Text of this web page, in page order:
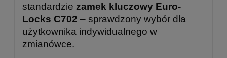
standardzie zamek kluczowy Euro-
Locks C702 – sprawdzony wybór dla
użytkownika indywidualnego w
zmianówce.